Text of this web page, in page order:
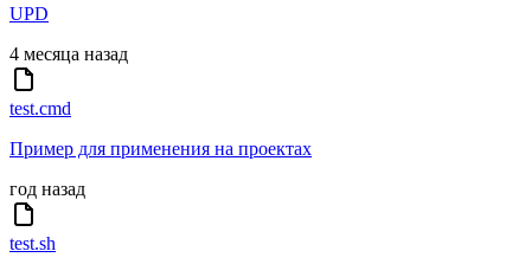
UPD
4 месяца назад
test.cmd
Пример для применения на проектах
год назад
test.sh